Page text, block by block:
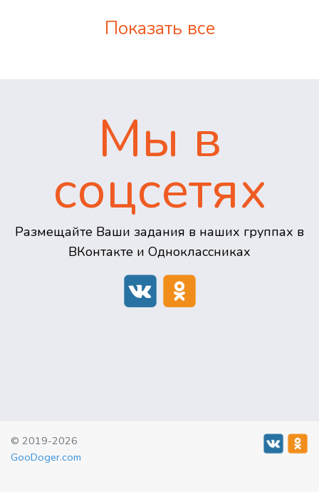
Показать все
Мы в
соцсетях
Размещайте Ваши задания в наших группах в
ВКонтакте и Одноклассниках
© 2019-2026
GooDoger.com